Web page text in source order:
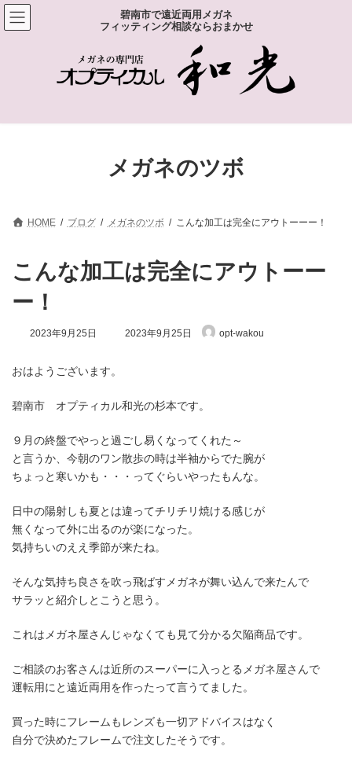
コ
ン
テ
ナ
ビ
ゲ
碧南市で遠近両用メガネ
フィッティング相談ならおまかせ
メガネのツボ
HOME ブログ メガネのツボ こんな加工は完全にアウトーーー！
こんな加工は完全にアウトーー
ー！
2023年9月25日
最
:
2023年9月25日 opt-wakou
おはようございます。
碧南市 オプティカル和光の杉本です。
９月の終盤でやっと過ごし易くなってくれた～
と言うか、今朝のワン散歩の時は半袖からでた腕が
ちょっと寒いかも・・・ってぐらいやったもんな。
日中の陽射しも夏とは違ってチリチリ焼ける感じが
無くなって外に出るのが楽になった。
気持ちいのええ季節が来たね。
そんな気持ち良さを吹っ飛ばすメガネが舞い込んで来たんで
サラッと紹介しとこうと思う。
これはメガネ屋さんじゃなくても見て分かる欠陥商品です。
ご相談のお客さんは近所のスーパーに入っとるメガネ屋さんで
運転用にと遠近両用を作ったって言うてました。
買った時にフレームもレンズも一切アドバイスはなく
自分で決めたフレームで注文したそうです。